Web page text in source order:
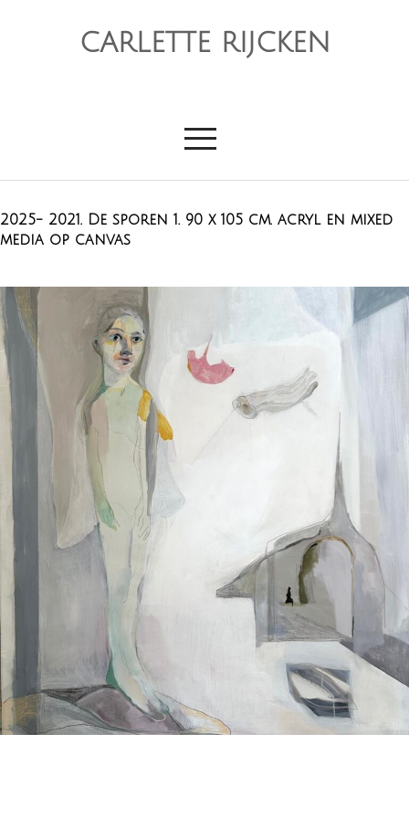
CARLETTE RIJCKEN
2025- 2021. De sporen 1. 90 x 105 cm. acryl en mixed
media op canvas